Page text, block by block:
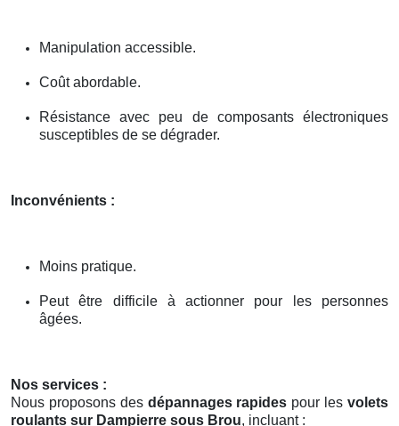
Manipulation accessible.
Coût abordable.
Résistance avec peu de composants électroniques
susceptibles de se dégrader.
Inconvénients :
Moins pratique.
Peut être difficile à actionner pour les personnes
âgées.
Nos services :
Nous proposons des dépannages rapides pour lesvolets
roulants sur Dampierre sous Brou, incluant :